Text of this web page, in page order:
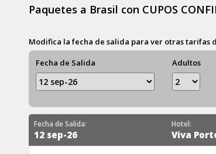
Paquetes a Brasil con CUPOS
Modifica la fecha de salida para ver otras tarifas
Fecha de Salida
Adultos
Fecha de Salida:
12 sep-26
Hotel:
Viva